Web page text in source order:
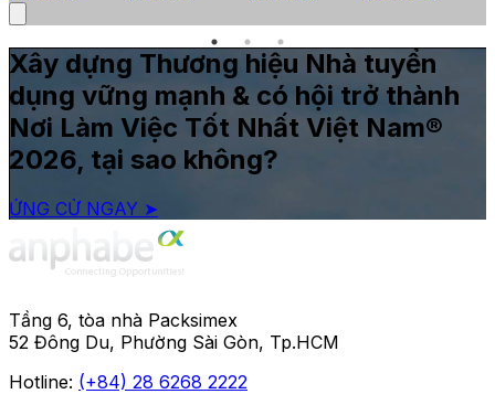
Xây dựng Thương hiệu Nhà tuyển
dụng vững mạnh & có hội trở thành
Nơi Làm Việc Tốt Nhất Việt Nam®
2026, tại sao không?
ỨNG CỬ NGAY ➤
Tầng 6, tòa nhà Packsimex
52 Đông Du, Phường Sài Gòn, Tp.HCM
Hotline: (+84) 28 6268 2222